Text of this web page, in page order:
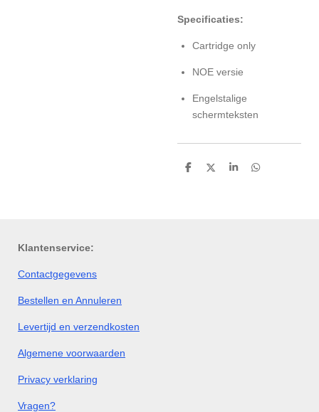
Specificaties:
Cartridge only
NOE versie
Engelstalige
schermteksten
D
D
S
D
Klantenservice:
Contactgegevens
Bestellen en Annuleren
Levertijd en verzendkosten
Algemene voorwaarden
Privacy verklaring
Vragen?